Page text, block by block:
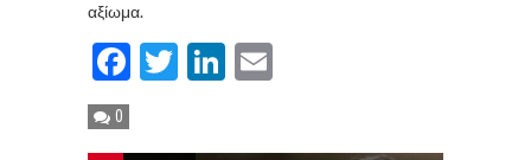
αξίωμα.
Facebook
TwitterLinkedIn
0